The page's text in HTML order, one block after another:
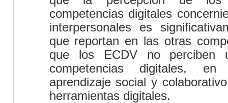
competencias digitales
interpersonales es
que reportan en las otras
que los ECDV no perciben
competencias digitales,
aprendizaje social y
herramientas digitales.